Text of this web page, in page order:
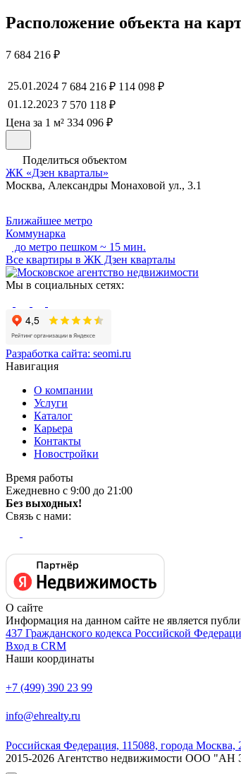
Расположение объекта на
7 684 216 ₽
25.01.2024 7 684 216 ₽ 114 098 ₽
01.12.2023 7 570 118 ₽
Цена за 1 м² 334 096 ₽
Поделиться объектом
ЖК «Дзен кварталы»
Москва, Александры Монаховой ул., 3.1
Ближайшее метро
Коммунарка
до метро пешком ~ 15 мин.
Все квартиры в ЖК Дзен кварталы
Мы в социальных сетях:
Разработка сайта: seomi.ru
Навигация
О компании
Услуги
Каталог
Карьера
Контакты
Новостройки
Время работы
Ежедневно с 9:00 до 21:00
Без выходных!
Связь с нами:
О сайте
Информация на данном сайте не является
437 Гражданского кодекса Российской
Вход в CRM
Наши координаты
+7 (499) 390 23 99
info@ehrealty.ru
Российская Федерация, 115088, города
2015-2026 Агентство недвижимости ООО "АН